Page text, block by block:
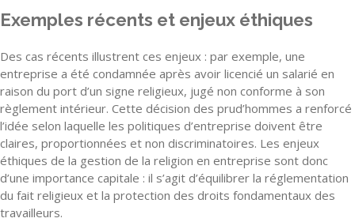
Exemples récents et enjeux éthiques
Des cas récents illustrent ces enjeux : par exemple, une
entreprise a été condamnée après avoir licencié un salarié en
raison du port d’un signe religieux, jugé non conforme à son
règlement intérieur. Cette décision des prud’hommes a renforcé
l’idée selon laquelle les politiques d’entreprise doivent être
claires, proportionnées et non discriminatoires. Les enjeux
éthiques de la gestion de la religion en entreprise sont donc
d’une importance capitale : il s’agit d’équilibrer la réglementation
du fait religieux et la protection des droits fondamentaux des
travailleurs.